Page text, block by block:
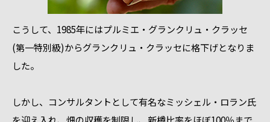
こうして、1985年にはプルミエ・グランクリュ・クラッセ
(第一特別級)からグランクリュ・クラッセに格下げとなりま
した。
しかし、コンサルタントとして有名なミッシェル・ロラン氏